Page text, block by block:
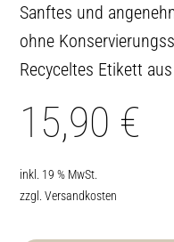
Sanftes und
ohne
Recyceltes Etikett
15,90 €
inkl. 19 % MwSt.
zzgl.Versandkosten